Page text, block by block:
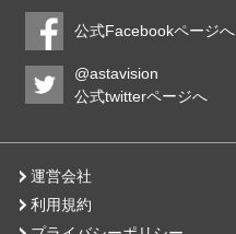
公式Facebookページへ
@astavision
公式twitterページへ
運営会社
利用規約